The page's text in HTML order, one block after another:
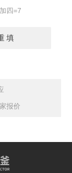
四=7
报价